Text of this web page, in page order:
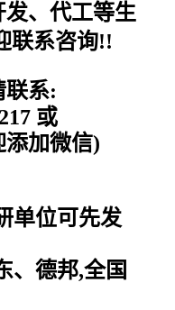
、代工等生
联系咨询!!
联系:
或
添加微信)
单位可先发
、德邦,全国